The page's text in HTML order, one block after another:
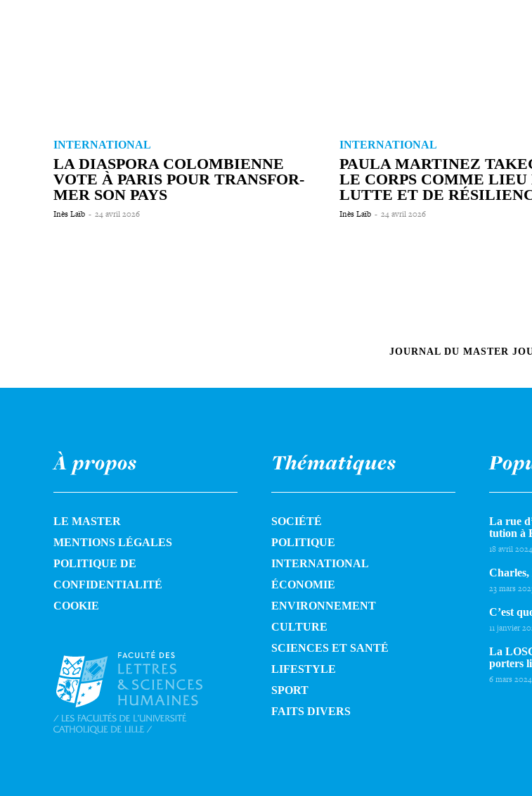
INTERNATIONAL
LA DIASPORA COLOM­BIENNE
VOTE À PARIS POUR TRANS­FOR­
MER SON PAYS
Inès Laïb - 24 avril 2026
INTERNATIONAL
PAULA MARTINEZ
LE CORPS COMME LIEU
LUTTE ET DE
Inès Laïb - 24 avril 2026
JOURNAL DU MASTER
À propos
LE MASTER
MENTIONS LÉGALES
POLITIQUE DE
CONFIDENTIALITÉ
COOKIE
Thématiques
SOCIÉTÉ
POLITIQUE
INTERNATIONAL
ÉCONOMIE
ENVIRONNEMENT
CULTURE
SCIENCES ET SANTÉ
LIFESTYLE
SPORT
FAITS DIVERS
La rue
tu­tion à
18 avril 2024
Charles,
23 mars
C’est
11 janvier
La
por­ters
6 mars 2024